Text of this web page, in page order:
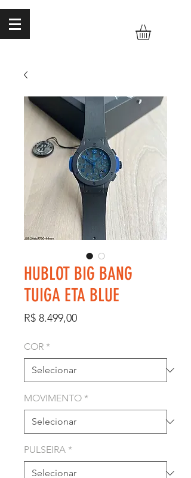
HUBLOT BIG BANG
TUIGA ETA BLUE
R$ 8.499,00Preço
COR *
MOVIMENTO *
PULSEIRA *